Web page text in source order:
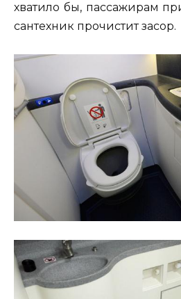
хватило бы, пассажирам
сантехник прочистит засор.